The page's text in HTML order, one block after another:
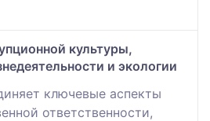
культуры,
и экологии
ключевые аспекты
ответственности,